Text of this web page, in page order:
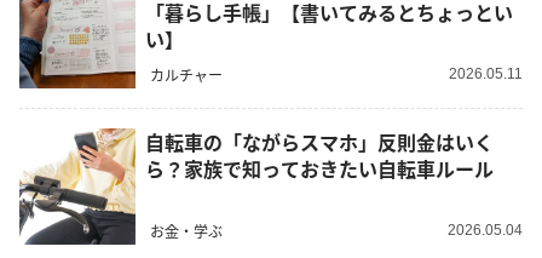
「暮らし手帳」【書いてみるとちょっとい
い】
カルチャー 2026.05.11
自転車の「ながらスマホ」反則金はいく
ら？家族で知っておきたい自転車ルール
お金・学ぶ 2026.05.04